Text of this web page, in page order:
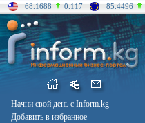
68.1688 0.117 85.4496
Начни свой день с Inform.kg
Добавить в избранное